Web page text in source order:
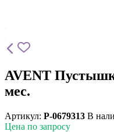
AVENT
мес.
Артикул: P-0679313 В
Цена по запросу